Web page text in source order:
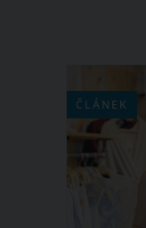
ČLÁNEK